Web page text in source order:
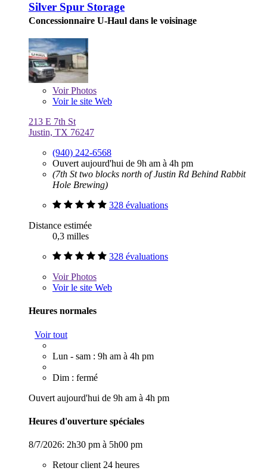
Silver Spur Storage
Concessionnaire U-Haul dans le voisinage
VoirPhotos
Voir le site Web
213 E 7th St
Justin, TX 76247
(940) 242-6568
Ouvert aujourd'hui de 9h am à 4h pm
(7th St two blocks north of Justin Rd Behind Rabbit
Hole Brewing)
328 évaluations
Distance estimée
0,3 milles
328 évaluations
VoirPhotos
Voir le site Web
Heures normales
Voir tout
Lun - sam : 9h am à 4h pm
Dim : fermé
Ouvert aujourd'hui de 9h am à 4h pm
Heures d'ouverture spéciales
8/7/2026: 2h30 pm à 5h00 pm
Retour client 24 heures